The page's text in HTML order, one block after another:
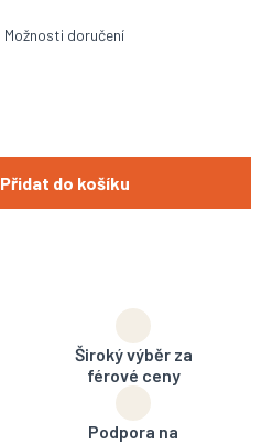
Možnosti doručení
Přidat do košíku
Široký výběr za
férové ceny
Podpora na